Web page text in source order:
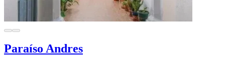
Paraíso Andres